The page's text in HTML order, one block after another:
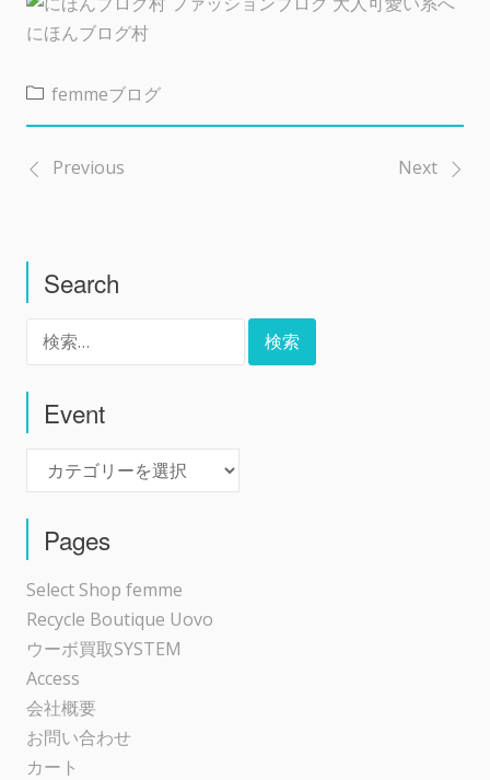
にほんブログ村
femmeブログ
投
ナ
ビ
ゲ
ー
シ
ョ
ン
Previous Next
Search
Event
Pages
Select Shop femme
Recycle Boutique Uovo
ウーボ買取SYSTEM
Access
会社概要
お問い合わせ
カート